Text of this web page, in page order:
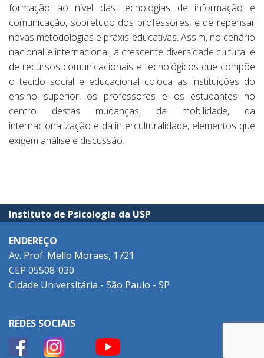
formação ao nível das tecnologias de informação e
comunicação, sobretudo dos professores, e de repensar
novas metodologias e práxis educativas. Assim, no cenário
nacional e internacional, a crescente diversidade cultural e
de recursos comunicacionais e tecnológicos que compõe
o tecido social e educacional coloca as instituições do
ensino superior, os professores e os estudantes no
centro destas mudanças, da mobilidade, da
internacionalização e da interculturalidade, elementos que
exigem análise e discussão.
Instituto de Psicologia da USP
ENDEREÇO
Av. Prof. Mello Moraes, 1721
CEP 05508-030
Cidade Universitária - São Paulo - SP
REDES SOCIAIS